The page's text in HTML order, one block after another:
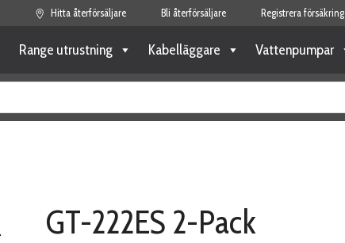
Hitta återförsäljare Bli återförsäljare Registrera försäkring
Range utrustning Kabelläggare Vattenpumpar
GT-222ES 2-Pack